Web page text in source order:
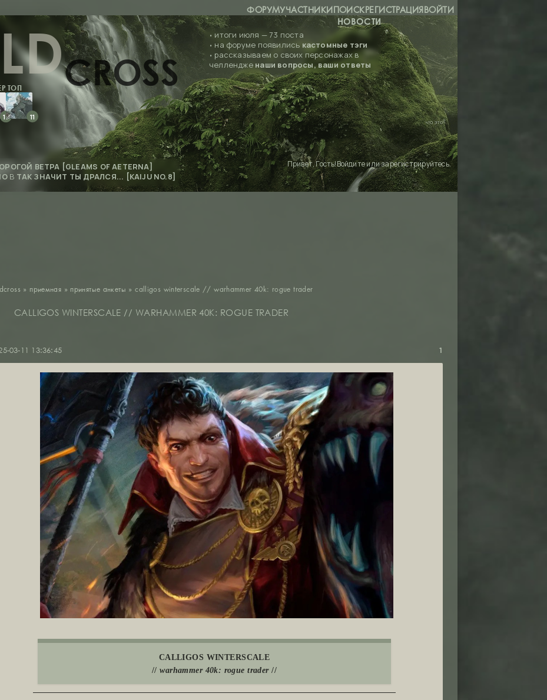
ФОРУМУЧАСТНИКИПОИСКРЕГИСТРАЦИЯВОЙТИ
CROSS
ТОП
20
17 11
ВЕТРА [GLEAMS OF AETERNA]
В ТАК ЗНАЧИТ ТЫ ДРАЛСЯ... [KAIJU NO.8]
НОВОСТИ
• итоги июля — 73 поста
• на форуме появились кастомные тэги
• рассказываем о своих персонажах в
челлендже наши вопросы, ваши ответы
что это?
Привет, Гость!Войдитеилизарегистрируйтесь.
» приемная » принятые анкеты »calligos winterscale // warhammer 40k: rogue trader
CALLIGOS WINTERSCALE // WARHAMMER 40K: ROGUE TRADER
1
03-11 13:36:45
CALLIGOS WINTERSCALE
//warhammer 40k: rogue trader//